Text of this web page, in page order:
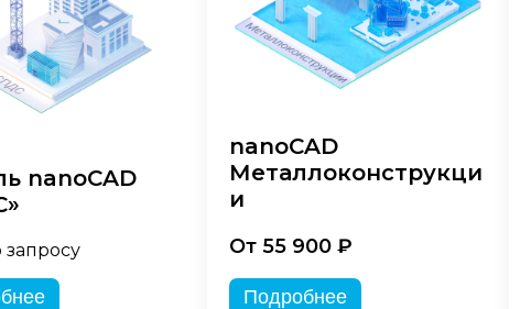
nanoCAD
nanoCAD
Металлоконструкци
и
От 55 900 ₽
Подробнее